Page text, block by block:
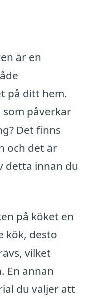
är en
på ditt hem.
påverkar
Det finns
och det är
detta innan du
på köket en
kök, desto
vilket
En annan
du väljer att